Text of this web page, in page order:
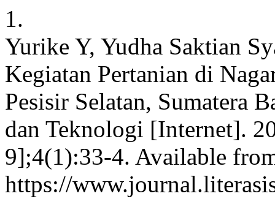
1.
Yurike Y, Yudha Saktian
Kegiatan Pertanian di
Pesisir Selatan, Sumatera
dan Teknologi [Internet].
9];4(1):33-4. Available
https://